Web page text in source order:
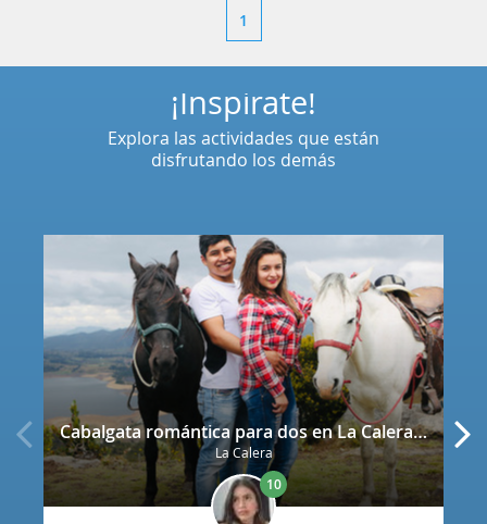
1
Cabalgata romántica para dos en La Calera con decoración
La Calera
10
¡Inspírate!
Explora las actividades que están
disfrutando los demás